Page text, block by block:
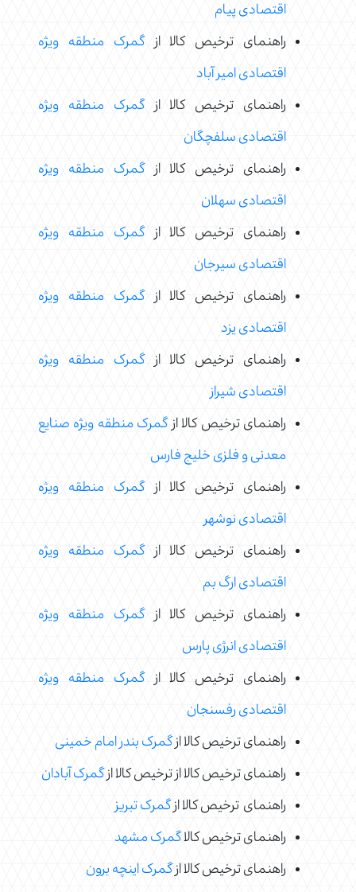
اقتصادی پیام
راهنمای ترخیص کالا ازگمرک منطقه ویژه
اقتصادی امیر آباد
راهنمای ترخیص کالا ازگمرک منطقه ویژه
اقتصادی سلفچگان
راهنمای ترخیص کالا ازگمرک منطقه ویژه
اقتصادی سهلان
راهنمای ترخیص کالا ازگمرک منطقه ویژه
اقتصادی سیرجان
راهنمای ترخیص کالا ازگمرک منطقه ویژه
اقتصادی یزد
راهنمای ترخیص کالا ازگمرک منطقه ویژه
اقتصادی شیراز
راهنمای ترخیص کالا ازگمرک منطقه ویژه صنایع
معدنی و فلزی خلیج فارس
راهنمای ترخیص کالا ازگمرک منطقه ویژه
اقتصادی نوشهر
راهنمای ترخیص کالا ازگمرک منطقه ویژه
اقتصادی ارگ بم
راهنمای ترخیص کالا ازگمرک منطقه ویژه
اقتصادی انرژی پارس
راهنمای ترخیص کالا ازگمرک منطقه ویژه
اقتصادی رفسنجان
راهنمای ترخیص کالا ازگمرک بندر امام خمینی
راهنمای ترخیص کالا از ترخیص کالا ازگمرک آبادان
راهنمای ترخیص کالا ازگمرک تبریز
راهنمای ترخیص کالاگمرک مشهد
راهنمای ترخیص کالا ازگمرک اینچه برون